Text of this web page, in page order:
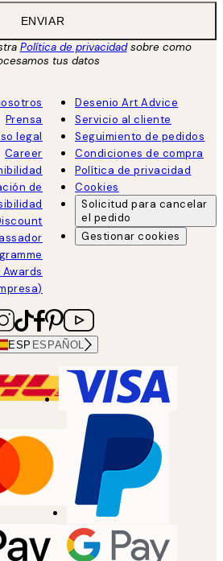
ENVIAR
Política de privacidadsobre como
tus datos
Prensa
legal
Career
de
Desenio Art Advice
Servicio al cliente
Seguimiento de pedidos
Condiciones de compra
Política de privacidad
Cookies
Solicitud para cancelar
el pedido
Gestionar cookies
ESP ESPAÑOL